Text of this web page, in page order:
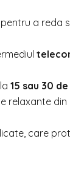
a reda
15 sau 30
relaxante
care